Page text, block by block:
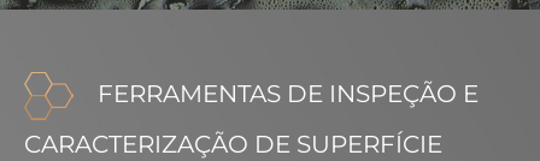
FERRAMENTAS DE INSPEÇÃO E
CARACTERIZAÇÃO DE SUPERFÍCIE